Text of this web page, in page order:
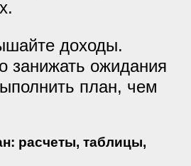
доходы.
занижать ожидания
план, чем
расчеты, таблицы,